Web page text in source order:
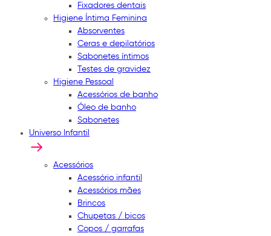
Fixadores dentais
Higiene Íntima Feminina
Absorventes
Ceras e depilatórios
Sabonetes íntimos
Testes de gravidez
Higiene Pessoal
Acessórios de banho
Óleo de banho
Sabonetes
Universo Infantil
Acessórios
Acessório infantil
Acessórios mães
Brincos
Chupetas / bicos
Copos / garrafas